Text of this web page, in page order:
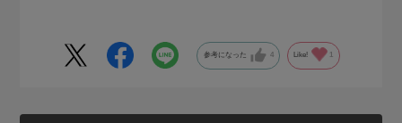
参考になった 4 Like! 1